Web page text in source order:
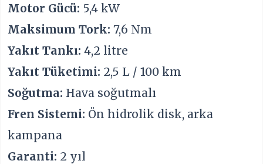
Motor Gücü: 5,4 kW
Maksimum Tork: 7,6 Nm
Yakıt Tankı: 4,2 litre
Yakıt Tüketimi: 2,5 L / 100 km
Soğutma: Hava soğutmalı
Fren Sistemi: Ön hidrolik disk, arka
kampana
Garanti: 2 yıl